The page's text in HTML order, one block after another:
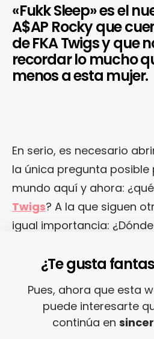
«Fukk Sleep» es el
A$AP Rocky que
de FKA Twigs y que
recordar lo mucho
menos a esta mujer.
En serio, es necesario
la única pregunta posible
mundo aquí y ahora:
Twigs? A la que siguen
igual importancia:
hace? ¿Por qué no ha
disco? ¿Por qué nos
cuando no podemos
menos todo el rato y muy
eso. Una vez nos lo
¿Te gusta
Pues, ahora que esta
puede interesarte
continúa en